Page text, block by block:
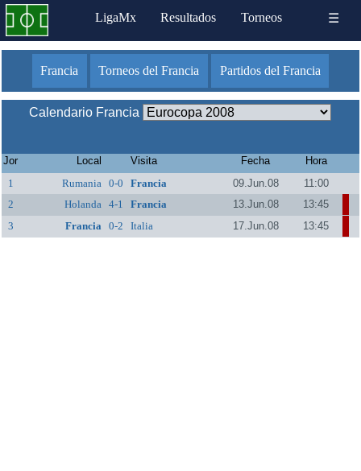
LigaMx Resultados Torneos ☰
Francia Torneos del Francia Partidos del Francia
Calendario Francia
Jor Local Visita Fecha
Hora
1
Rumania 0-0 Francia 09.Jun.08
11:00
2
Holanda 4-1 Francia 13.Jun.08
13:45
3
Francia 0-2 Italia 17.Jun.08 13:45